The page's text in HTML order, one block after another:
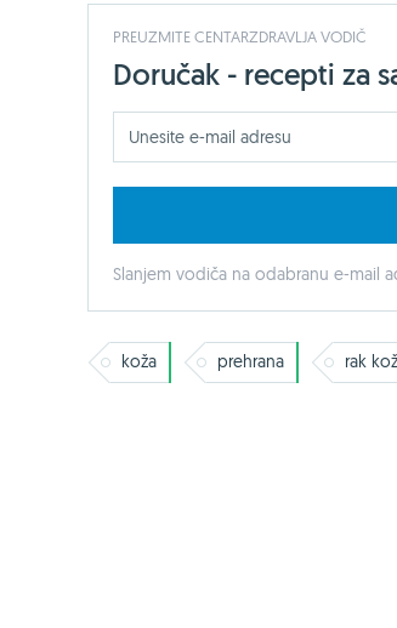
PREUZMITE CENTARZDRAVLJA VODIČ
Doručak - recepti za
Slanjem vodiča na odabranu e-mail
koža prehrana rak